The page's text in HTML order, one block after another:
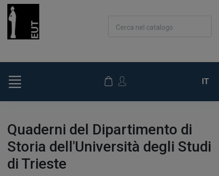
Cerca nel catalogo
IT
Quaderni del Dipartimento di
Storia dell'Università degli Studi
di Trieste